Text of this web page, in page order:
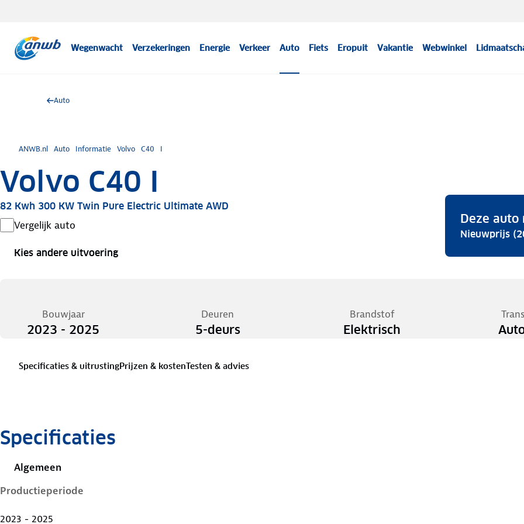
Wegenwacht Verzekeringen Energie Verkeer Auto Fiets Eropuit Vakantie Webwinkel
Auto
ANWB.nl Auto Informatie Volvo C40 I
Volvo C40 I
82 Kwh 300 KW Twin Pure Electric Ultimate AWD
Vergelijk auto
Kies andere uitvoering
Deze auto
Nieuwprijs
Bouwjaar
2023 - 2025
Deuren
5-deurs
Brandstof
Elektrisch
Specificaties & uitrustingPrijzen & kostenTesten & advies
Specificaties
Algemeen
Productieperiode
2023 - 2025